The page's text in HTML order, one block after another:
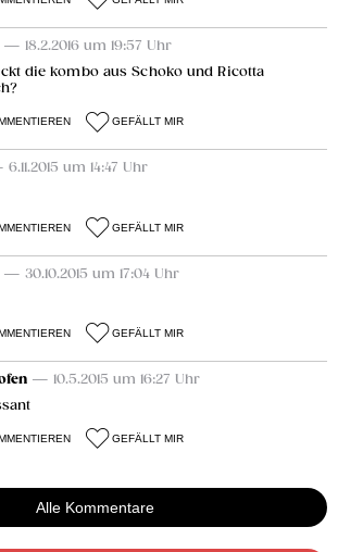
— 18.2.2016 um 19:57 Uhr
die kombo aus Schoko und Ricotta
GEFÄLLT MIR
um 14:47 Uhr
GEFÄLLT MIR
— 30.10.2015 um 17:04 Uhr
GEFÄLLT MIR
— 10.5.2015 um 16:27 Uhr
GEFÄLLT MIR
Alle Kommentare